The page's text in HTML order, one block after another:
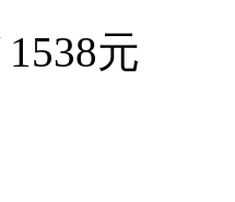
1538元